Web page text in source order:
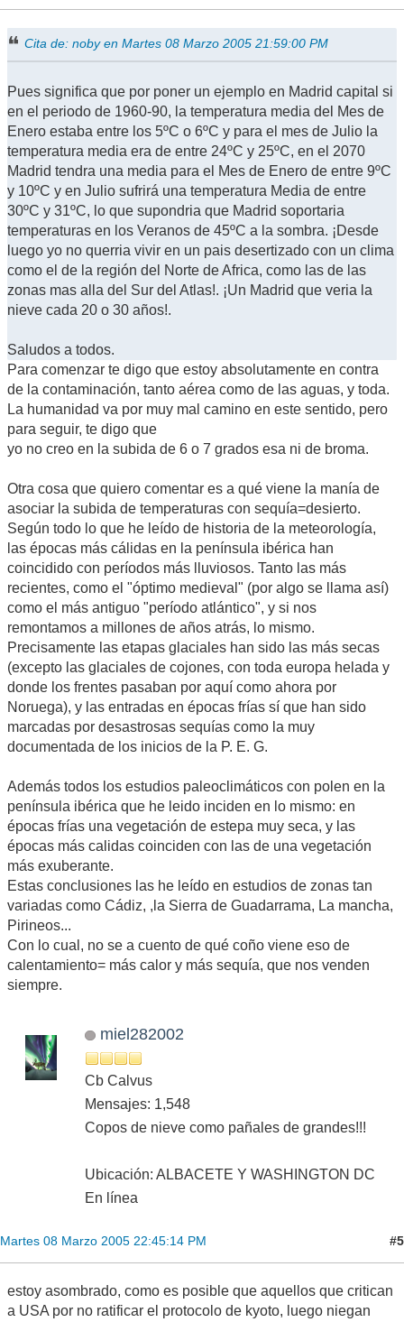
Cita de: noby en Martes 08 Marzo 2005 21:59:00 PM
Pues significa que por poner un ejemplo en Madrid capital si
en el periodo de 1960-90, la temperatura media del Mes de
Enero estaba entre los 5ºC o 6ºC y para el mes de Julio la
temperatura media era de entre 24ºC y 25ºC, en el 2070
Madrid tendra una media para el Mes de Enero de entre 9ºC
y 10ºC y en Julio sufrirá una temperatura Media de entre
30ºC y 31ºC, lo que supondria que Madrid soportaria
temperaturas en los Veranos de 45ºC a la sombra. ¡Desde
luego yo no querria vivir en un pais desertizado con un clima
como el de la región del Norte de Africa, como las de las
zonas mas alla del Sur del Atlas!. ¡Un Madrid que veria la
nieve cada 20 o 30 años!.
Saludos a todos.
Para comenzar te digo que estoy absolutamente en contra
de la contaminación, tanto aérea como de las aguas, y toda.
La humanidad va por muy mal camino en este sentido, pero
para seguir, te digo que
yo no creo en la subida de 6 o 7 grados esa ni de broma.
Otra cosa que quiero comentar es a qué viene la manía de
asociar la subida de temperaturas con sequía=desierto.
Según todo lo que he leído de historia de la meteorología,
las épocas más cálidas en la península ibérica han
coincidido con períodos más lluviosos. Tanto las más
recientes, como el "óptimo medieval" (por algo se llama así)
como el más antiguo "período atlántico", y si nos
remontamos a millones de años atrás, lo mismo.
Precisamente las etapas glaciales han sido las más secas
(excepto las glaciales de cojones, con toda europa helada y
donde los frentes pasaban por aquí como ahora por
Noruega), y las entradas en épocas frías sí que han sido
marcadas por desastrosas sequías como la muy
documentada de los inicios de la P. E. G.
Además todos los estudios paleoclimáticos con polen en la
península ibérica que he leido inciden en lo mismo: en
épocas frías una vegetación de estepa muy seca, y las
épocas más calidas coinciden con las de una vegetación
más exuberante.
Estas conclusiones las he leído en estudios de zonas tan
variadas como Cádiz, ,la Sierra de Guadarrama, La mancha,
Pirineos...
Con lo cual, no se a cuento de qué coño viene eso de
calentamiento= más calor y más sequía, que nos venden
siempre.
miel282002
Cb Calvus
Mensajes: 1,548
Copos de nieve como pañales de grandes!!!
Ubicación: ALBACETE Y WASHINGTON DC
En línea
Martes 08 Marzo 2005 22:45:14 PM #5
estoy asombrado, como es posible que aquellos que critican
a USA por no ratificar el protocolo de kyoto, luego niegan